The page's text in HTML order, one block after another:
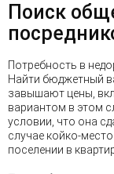
Поиск
Потребность в
Найти бюджетный
завышают цены,
вариантом в этом
условии, что она
случае койко-
поселении в